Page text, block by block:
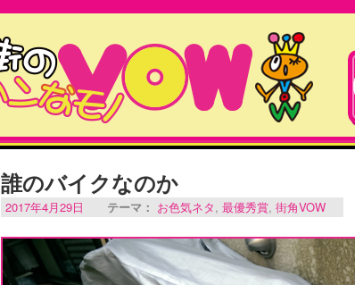
誰のバイクなのか
2017年4月29日 テーマ： お色気ネタ, 最優秀賞, 街角VOW